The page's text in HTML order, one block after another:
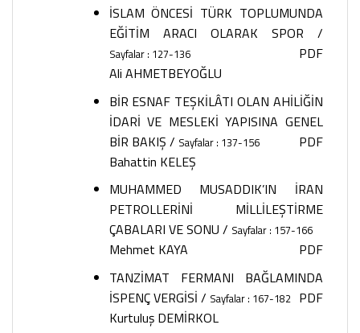
İSLAM ÖNCESİ TÜRK TOPLUMUNDA
EĞİTİM ARACI OLARAK SPOR /
Sayfalar : 127-136
PDF
Ali AHMETBEYOĞLU
BİR ESNAF TEŞKİLÂTI OLAN AHİLİĞİN
İDARİ VE MESLEKİ YAPISINA GENEL
BİR BAKIŞ / Sayfalar : 137-156
PDF
Bahattin KELEŞ
MUHAMMED MUSADDIK’IN İRAN
PETROLLERİNİ MİLLİLEŞTİRME
ÇABALARI VE SONU / Sayfalar : 157-166
PDF
Mehmet KAYA
TANZİMAT FERMANI BAĞLAMINDA
İSPENÇ VERGİSİ / Sayfalar : 167-182 PDF
Kurtuluş DEMİRKOL